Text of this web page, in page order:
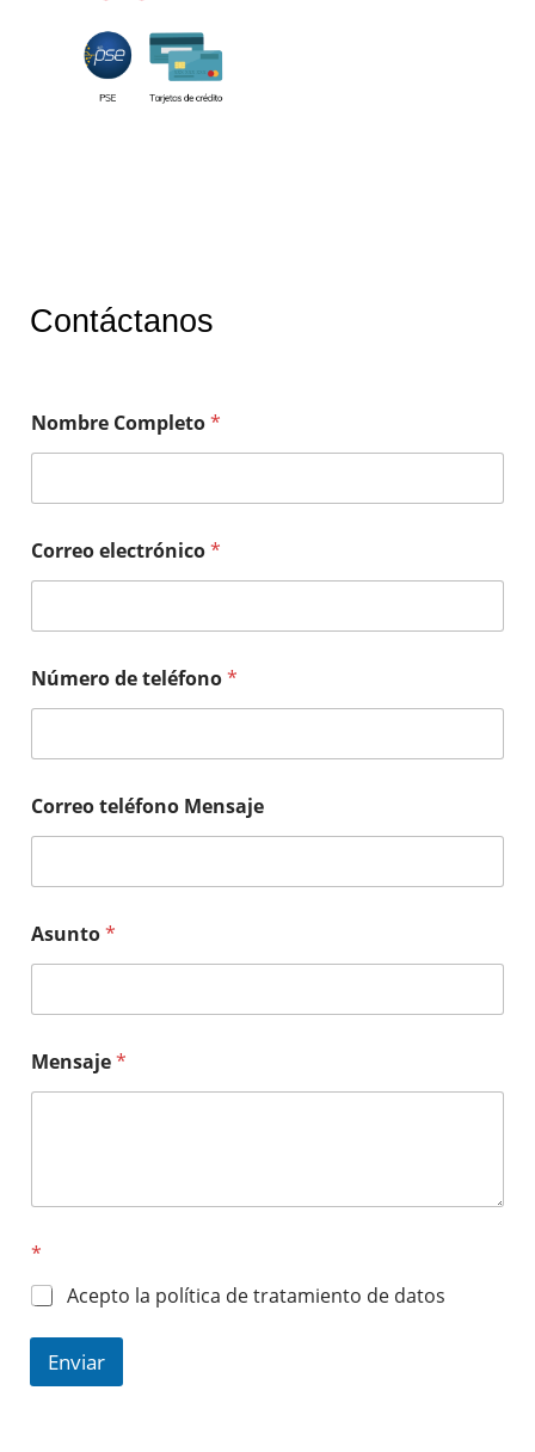
Contáctanos
Nombre Completo*
Correo electrónico*
Número de teléfono*
Correo teléfono Mensaje
Asunto*
Mensaje*
*
Acepto la política de tratamiento de datos
Enviar